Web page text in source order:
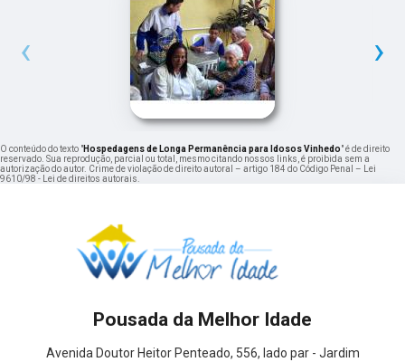
‹ ›
O conteúdo do texto "Hospedagens de Longa Permanência para Idosos Vinhedo" é de direito
reservado. Sua reprodução, parcial ou total, mesmo citando nossos links, é proibida sem a
autorização do autor. Crime de violação de direito autoral – artigo 184 do Código Penal –
Lei
9610/98 - Lei de direitos autorais
Pousada da Melhor Idade
Avenida Doutor Heitor Penteado, 556, lado par - Jardim